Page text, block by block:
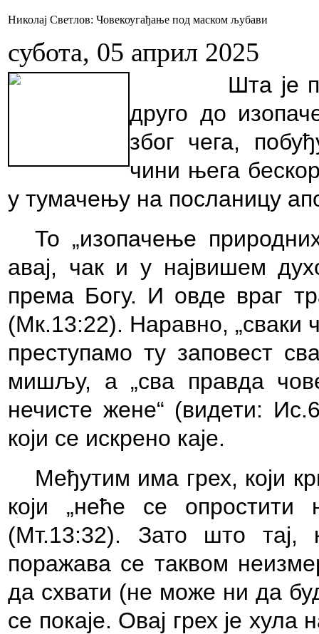
Николај Светлов: Човекоугађање под маском љубави
субота, 05 април 2025
Шта је
друго до
због чега,
чини њега
у тумачењу на посланицу
То „изопачење
авај, чак и у највишем
према Богу. И овде враг
(Мк.13:22). Наравно, „сваки
преступамо ту заповест
мишљу, а „сва правда
нечисте жене“ (видети:
који се искрено каје.
Међутим има грех, који
који „неће се
(Мт.13:32). Зато што тај,
поражава се таквом
да схвати (не може ни да
се покаје. Овај грех је